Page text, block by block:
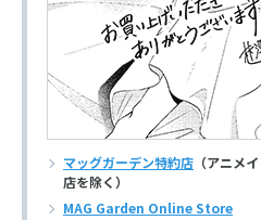
マッグガーデン特約店 （アニメ
店を除く）
MAG Garden Online Store